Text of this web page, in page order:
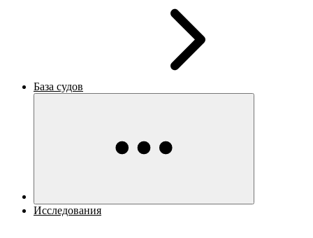
База судов
Исследования